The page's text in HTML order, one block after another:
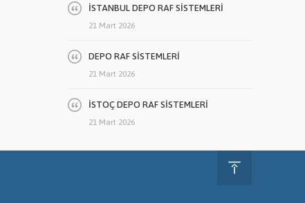
İSTANBUL DEPO RAF SİSTEMLERİ
21 Mart 2026
DEPO RAF SİSTEMLERİ
21 Mart 2026
İSTOÇ DEPO RAF SİSTEMLERİ
21 Mart 2026